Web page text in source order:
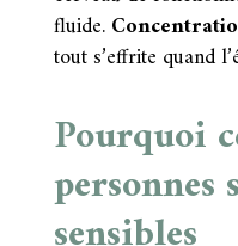
fluide.
tout s’effrite quand
Pourquoi
personnes